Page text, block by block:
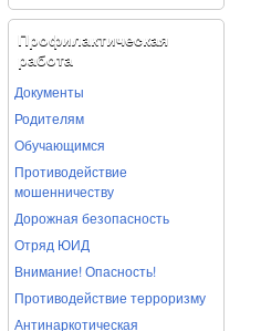
Профилактическая
работа
Документы
Родителям
Обучающимся
Противодействие
мошенничеству
Дорожная безопасность
Отряд ЮИД
Внимание! Опасность!
Противодействие терроризму
Антинаркотическая